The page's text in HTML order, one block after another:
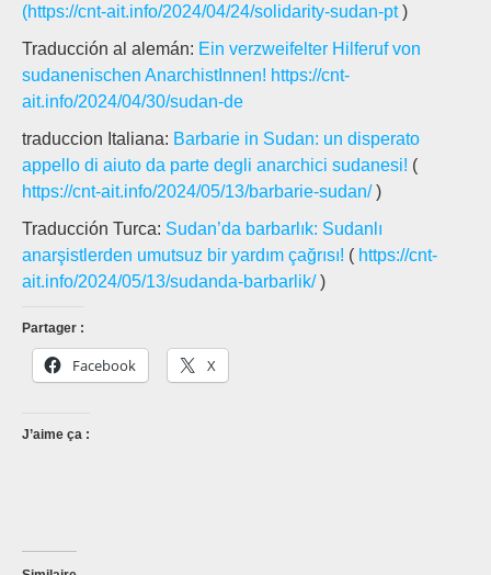
(https://cnt-ait.info/2024/04/24/solidarity-sudan-pt)
Traducción al alemán: Ein verzweifelter Hilferuf von
sudanenischen AnarchistInnen! https://cnt-
ait.info/2024/04/30/sudan-de
traduccion Italiana: Barbarie in Sudan: un disperato
appello di aiuto da parte degli anarchici sudanesi! (
https://cnt-ait.info/2024/05/13/barbarie-sudan/)
Traducción Turca: Sudan’da barbarlık: Sudanlı
anarşistlerden umutsuz bir yardım çağrısı! ( https://cnt-
ait.info/2024/05/13/sudanda-barbarlik/)
Partager :
Facebook X
J’aime ça :